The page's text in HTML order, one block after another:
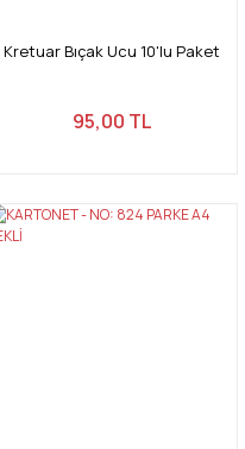
Kretuar Bıçak Ucu 10'lu Paket
95,00 TL